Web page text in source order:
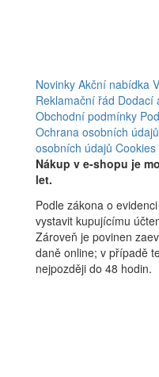
Novinky Akční nabídka
Reklamační řád Dodací
Obchodní podmínky
Ochrana osobních údajů
osobních údajů Cookies
Nákup v e-shopu je
let.
Podle zákona o
vystavit kupujícímu
Zároveň je povinen
daně online; v případě
nejpozději do 48 hodin.